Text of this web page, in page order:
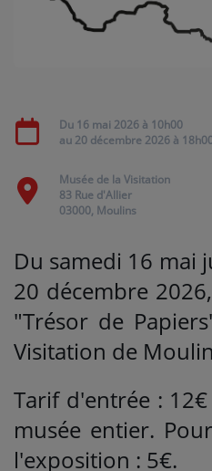
EMISSIONS
PODCASTS
Agenda
Titres diffusés
Se connecter
Du 16 mai 2026 à 10h00
au 20 décembre 2026 à
Musée de la Visitation
83 Rue d'Allier
03000, Moulins
Du samedi 16 mai
20 décembre
"Trésor de
Visitation de
Tarif d'entrée :
musée entier.
l'exposition : 5€.